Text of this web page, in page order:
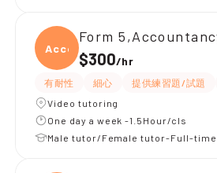
Accou
Form
$300/hr
有耐性 細心 提供練習題/試題
Video tutoring
One day a week -1.5Hour/cls
Male tutor/Female tutor-Full-time